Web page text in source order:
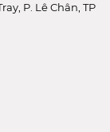
P. Lê Chân, TP